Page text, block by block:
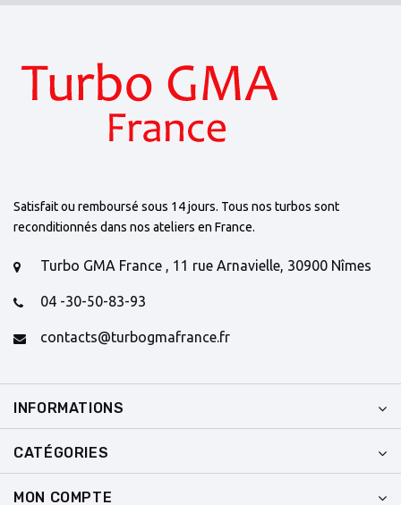
Satisfait ou remboursé sous 14 jours. Tous nos turbos sont
reconditionnés dans nos ateliers en France.
Turbo GMA France , 11 rue Arnavielle, 30900 Nîmes
04 -30-50-83-93
contacts@turbogmafrance.fr
INFORMATIONS
CATÉGORIES
MON COMPTE